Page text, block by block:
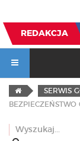
REDAKCJA
SERWIS